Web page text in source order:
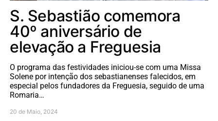
S. Sebastião comemora
40º aniversário de
elevação a Freguesia
O programa das festividades iniciou-se com uma Missa
Solene por intenção dos sebastianenses falecidos, em
especial pelos fundadores da Freguesia, seguido de uma
Romaria…
20 de Maio, 2024